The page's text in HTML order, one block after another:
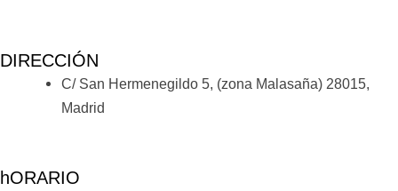
DIRECCIÓN
C/ San Hermenegildo 5, (zona Malasaña) 28015,
Madrid
hORARIO